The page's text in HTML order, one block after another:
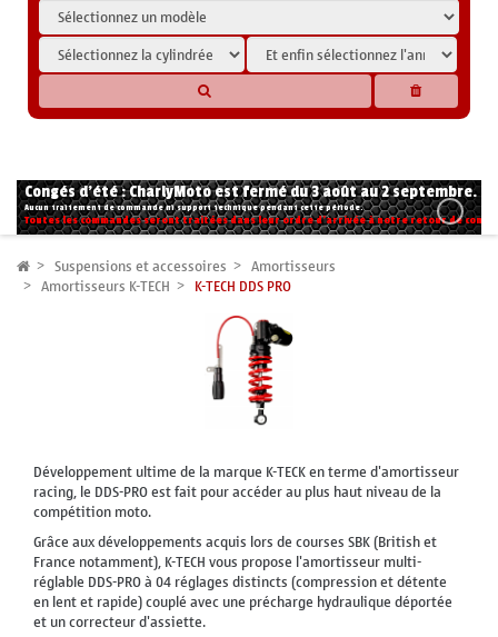
Congés d'été : CharlyMoto est fermé du 3 août au 2 septembre.
Aucun traitement de commande ni support technique pendant cette période.
Toutes les commandes seront traitées dans leur ordre d'arrivée à notre retour de
Suspensions et accessoires Amortisseurs
Amortisseurs K-TECH K-TECH DDS PRO
Développement ultime de la marque K-TECK en terme d'amortisseur
racing, le DDS-PRO est fait pour accéder au plus haut niveau de la
compétition moto.
Grâce aux développements acquis lors de courses SBK (British et
France notamment), K-TECH vous propose l'amortisseur multi-
réglable DDS-PRO à 04 réglages distincts (compression et détente
en lent et rapide) couplé avec une précharge hydraulique déportée
et un correcteur d'assiette.